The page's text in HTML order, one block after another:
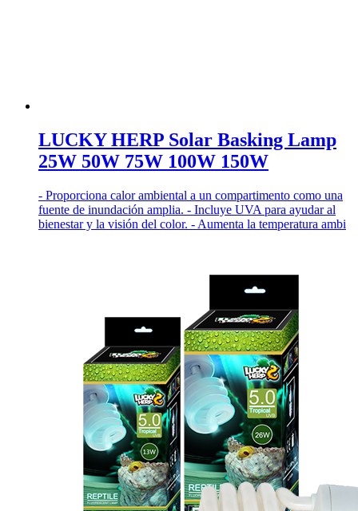
LUCKY HERP Solar Basking Lamp
25W 50W 75W 100W 150W
- Proporciona calor ambiental a un compartimento como una
fuente de inundación amplia. - Incluye UVA para ayudar al
bienestar y la visión del color. - Aumenta la temperatura ambi